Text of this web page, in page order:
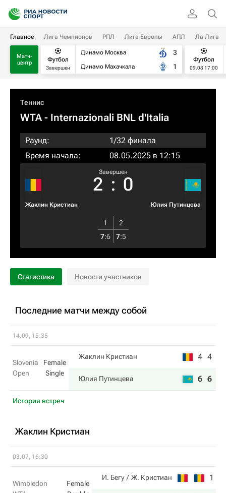
Главное Лига Чемпионов РПЛ Лига Европы АПЛ Ла Лига
Матч-
центр
Футбол
Завершен
Динамо Москва
Динамо Махачкала
3
1
Футбол
09.08 17:00
Теннис
WTA- Internazionali BNL d'Italia
Раунд:
1/32 финала
Время начала:
08.05.2025 в 12:15
Жаклин Кристиан
Завершен
2 : 0
Юлия Путинцева
1
2
7:6 7:5
Статистика Новости участников
Последние матчи между собой
14.09, 15:35
Slovenia
Open
Female
Single
Жаклин Кристиан 4 4
Юлия Путинцева 6 6
История встреч
Жаклин Кристиан
03.07, 16:30
Wimbledon
Female
И. Бегу Ж. Кристиан 1